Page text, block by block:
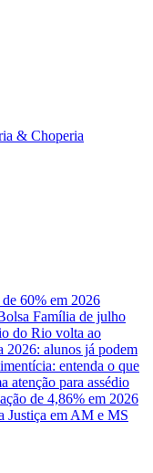
60% em 2026
Família de julho
do Rio volta ao
2026: alunos já podem
entenda o que
atenção para assédio
de 4,86% em 2026
Justiça em AM e MS